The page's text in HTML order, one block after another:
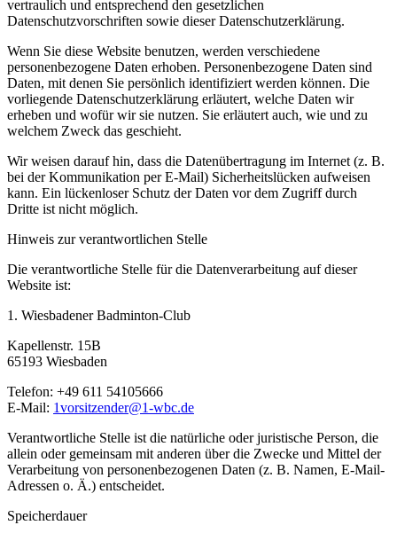
vertraulich und entsprechend den gesetzlichen
Datenschutzvorschriften sowie dieser Datenschutzerklärung.
Wenn Sie diese Website benutzen, werden verschiedene
personenbezogene Daten erhoben. Personenbezogene Daten sind
Daten, mit denen Sie persönlich identifiziert werden können. Die
vorliegende Datenschutzerklärung erläutert, welche Daten wir
erheben und wofür wir sie nutzen. Sie erläutert auch, wie und zu
welchem Zweck das geschieht.
Wir weisen darauf hin, dass die Datenübertragung im Internet (z. B.
bei der Kommunikation per E-Mail) Sicherheitslücken aufweisen
kann. Ein lückenloser Schutz der Daten vor dem Zugriff durch
Dritte ist nicht möglich.
Hinweis zur verantwortlichen Stelle
Die verantwortliche Stelle für die Datenverarbeitung auf dieser
Website ist:
1. Wiesbadener Badminton-Club
Kapellenstr. 15B
65193 Wiesbaden
Telefon: +49 611 54105666
E-Mail: 1vorsitzender@1-wbc.de
Verantwortliche Stelle ist die natürliche oder juristische Person, die
allein oder gemeinsam mit anderen über die Zwecke und Mittel der
Verarbeitung von personenbezogenen Daten (z. B. Namen, E-Mail-
Adressen o. Ä.) entscheidet.
Speicherdauer